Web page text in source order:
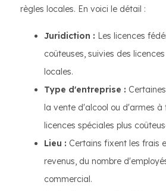
règles locales. En voici le détail :
Juridiction : Les licences
coûteuses, suivies des
locales.
Type d'entreprise :
la vente d'alcool ou d'armes à
licences spéciales plus
Lieu : Certains fixent les frais
revenus, du nombre
commercial.